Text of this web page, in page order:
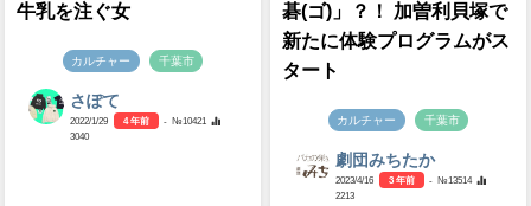
牛乳を注ぐ女
カルチャー 千葉市
さぽて
2022/1/29 4 年前
- №10421
3040
碁(ゴ)」？！ 加曽利貝塚で
新たに体験プログラムがス
タート
カルチャー 千葉市
劇団みちたか
2023/4/16 3 年前
- №13514
2213